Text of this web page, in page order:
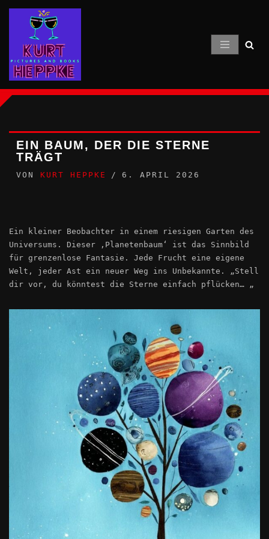
Inhalt
springen
EIN BAUM, DER DIE STERNE
TRÄGT
VON KURT HEPPKE 6. APRIL 2026
Ein kleiner Beobachter in einem riesigen Garten des
Universums. Dieser ‚Planetenbaum‘ ist das Sinnbild
für grenzenlose Fantasie. Jede Frucht eine eigene
Welt, jeder Ast ein neuer Weg ins Unbekannte. „Stell
dir vor, du könntest die Sterne einfach pflücken… „